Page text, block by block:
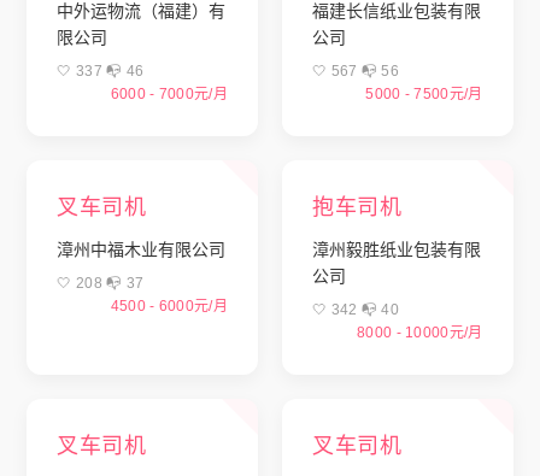
中外运物流（福建）有
限公司
🤍 337 📭︎ 46
6000 - 7000元/月
福建长信纸业包装有限
公司
🤍 567 📭︎ 56
5000 - 7500元/月
叉车司机
漳州中福木业有限公司
🤍 208 📭︎ 37
4500 - 6000元/月
抱车司机
漳州毅胜纸业包装有限
公司
🤍 342 📭︎ 40
8000 - 10000元/月
叉车司机 叉车司机